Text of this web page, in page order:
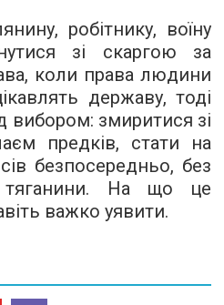
робітнику, воїну
зі скаргою за
коли права людини
державу, тоді
вибором: змиритися зі
предків, стати на
безпосередньо, без
тяганини. На що це
важко уявити.